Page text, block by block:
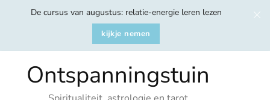
De cursus van augustus: relatie-energie leren lezen
kijkje nemen
Ontspanningstuin